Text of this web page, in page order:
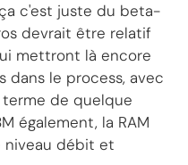
c'est juste du beta-
devrait être relatif
mettront là encore
dans le process, avec
de quelque
également, la RAM
niveau débit et